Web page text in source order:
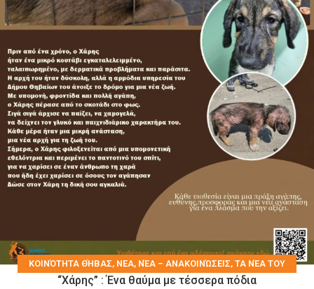
KΟΙΝΌΤΗΤΑ ΘΉΒΑΣ, ΝΕΑ, ΝΈΑ – ΑΝΑΚΟΙΝΏΣΕΙΣ, ΤΑ ΝΈΑ ΤΟΥ
ΔΉΜΟΥ,ΥΙΟΘΕΣΊΑ ΖΏΩΝ
“Χάρης” : Ένα θαύμα με τέσσερα πόδια